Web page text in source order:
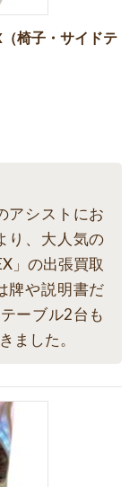
椅子・サイドテ
アシストにお
り、大人気の
」の出張買取
牌や説明書だ
ーブル2台も
ました。